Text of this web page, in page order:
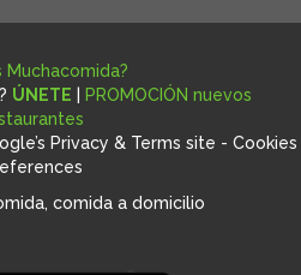
Muchacomida?
ÚNETE
PROMOCIÓN nuevos
Privacy & Terms site - Cookies
comida a domicilio